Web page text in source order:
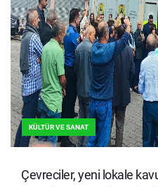
KÜLTÜR VE SANAT
Çevreciler, yeni lokale